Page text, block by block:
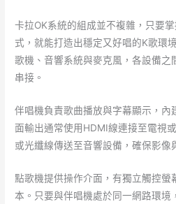
卡拉OK系統的組成並不複雜，只要
式，就能打造出穩定又好唱的K歌環
歌機、音響系統與麥克風，各設備之
串接。
伴唱機負責歌曲播放與字幕顯示，內
面輸出通常使用HDMI線連接至電視
或光纖線傳送至音響設備，確保影像
點歌機提供操作介面，有獨立觸控螢
本。只要與伴唱機處於同一網路環境